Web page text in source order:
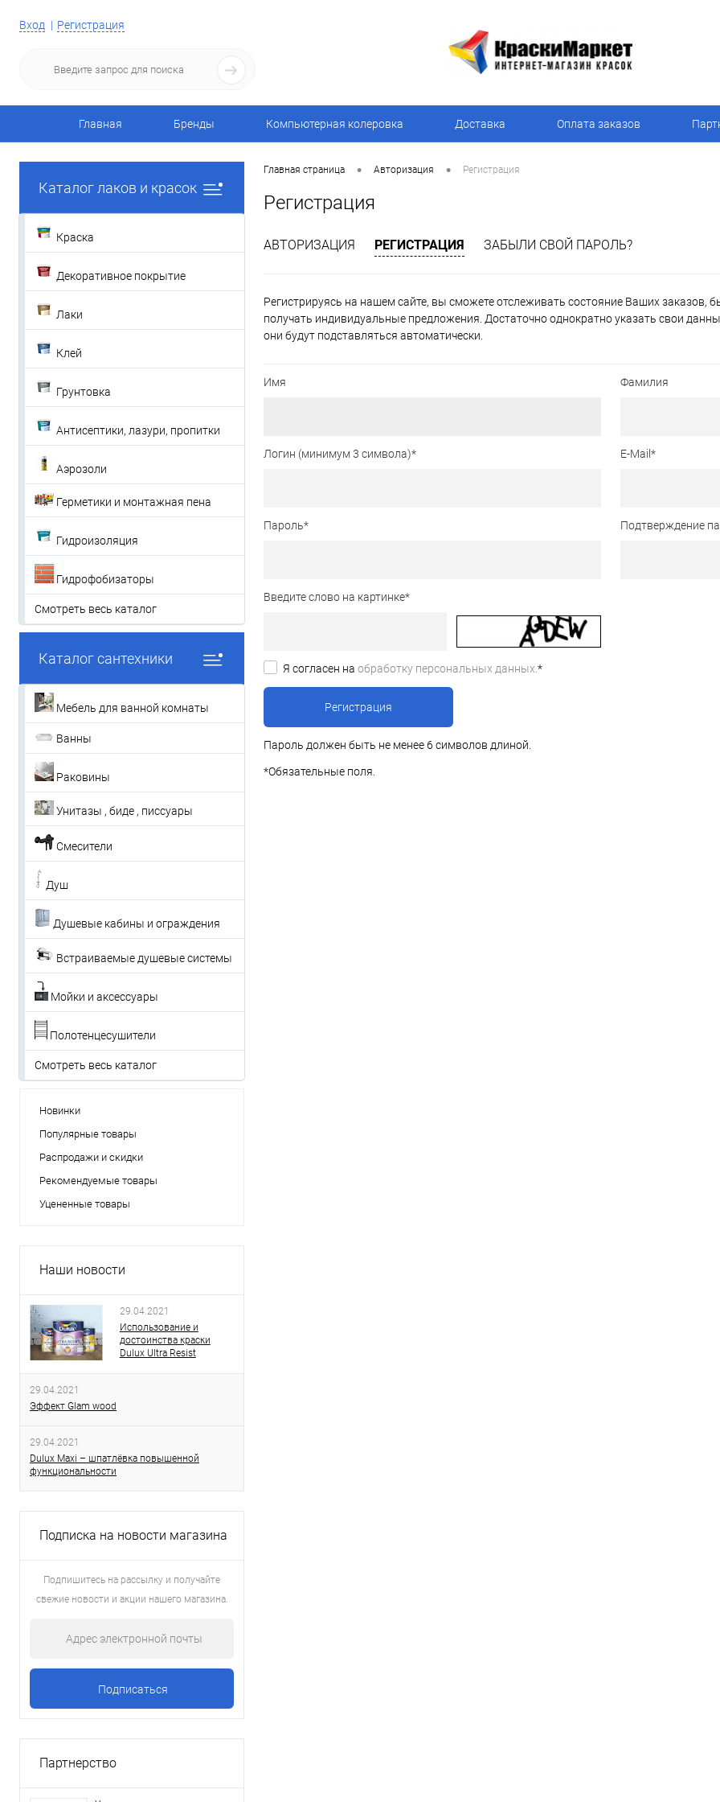
Вход Регистрация
Главная Бренды Компьютерная колеровка Доставка Оплата заказов
Каталог лаков и красок
Краска
Декоративное покрытие
Лаки
Клей
Грунтовка
Антисептики, лазури, пропитки
Аэрозоли
Герметики и монтажная пена
Гидроизоляция
Гидрофобизаторы
Смотреть весь каталог
Каталог сантехники
Мебель для ванной комнаты
Ванны
Раковины
Унитазы , биде , писсуары
Смесители
Душ
Душевые кабины и ограждения
Встраиваемые душевые системы
Мойки и аксессуары
Полотенцесушители
Смотреть весь каталог
Новинки
Популярные товары
Распродажи и скидки
Рекомендуемые товары
Уцененные товары
Наши новости
29.04.2021
Использование и
достоинства краски
Dulux Ultra Resist
29.04.2021
Эффект Glam wood
29.04.2021
Dulux Maxi – шпатлёвка повышенной
функциональности
Подписка на новости магазина
Подпишитесь на рассылку и получайте
свежие новости и акции нашего магазина.
Партнерство
Главная страница • Авторизация • Регистрация
Регистрация
АВТОРИЗАЦИЯ РЕГИСТРАЦИЯ ЗАБЫЛИ СВОЙ ПАРОЛЬ?
Регистрируясь на нашем сайте, вы сможете отслеживать состояние Ваших заказов,
получать индивидуальные предложения. Достаточно однократно указать свои
они будут подставляться автоматически.
Имя Фамилия
Логин (минимум 3 символа)* E-Mail *
Пароль* Подтверждение
Введите слово на картинке*
Я согласен на обработку персональных данных.*
Пароль должен быть не менее 6 символов длиной.
*Обязательные поля.